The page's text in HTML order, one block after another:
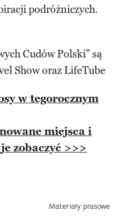
podróżniczych.
Cudów Polski” są
Show oraz LifeTube
w tegorocznym
miejsca i
zobaczyć >>>
Materiały prasowe